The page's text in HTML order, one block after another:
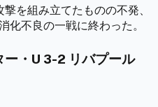
を組み立てたものの不発、
化不良の一戦に終わった。
・U 3-2 リバプール